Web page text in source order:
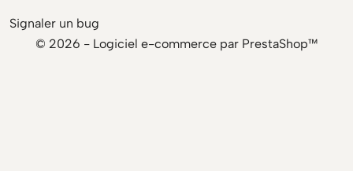
Signaler un bug
© 2026 - Logiciel e-commerce par PrestaShop™